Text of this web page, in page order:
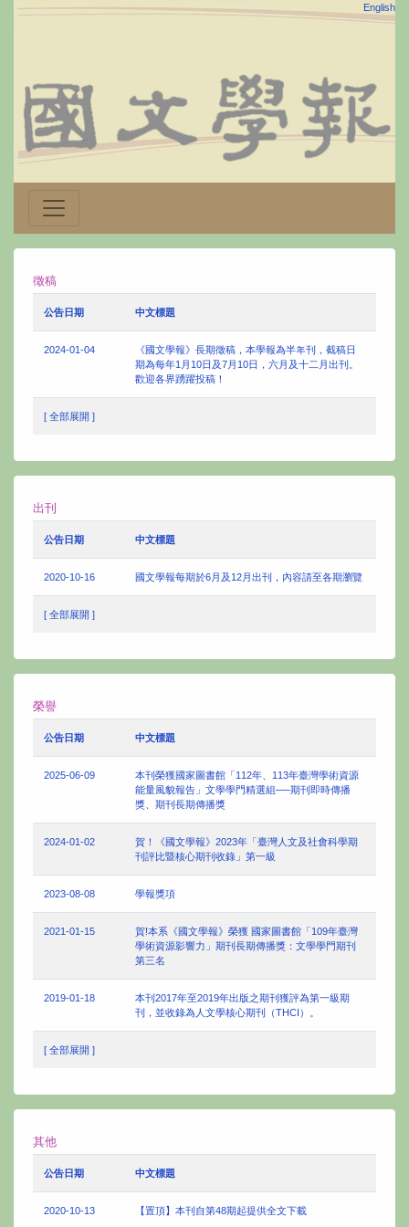
English
徵稿
公告日期 中文標題
2024-01-04
《國文學報》長期徵稿，本學報為半年刊，截稿日
期為每年1月10日及7月10日，六月及十二月出刊。
歡迎各界踴躍投稿！
[ 全部展開 ]
出刊
公告日期 中文標題
2020-10-16 國文學報每期於6月及12月出刊，內容請至各期瀏覽
[ 全部展開 ]
榮譽
公告日期 中文標題
2025-06-09
本刊榮獲國家圖書館「112年、113年臺灣學術資源
能量風貌報告」文學學門精選組──期刊即時傳播
獎、期刊長期傳播獎
2024-01-02
賀！《國文學報》2023年「臺灣人文及社會科學期
刊評比暨核心期刊收錄」第一級
2023-08-08 學報獎項
2021-01-15
賀!本系《國文學報》榮獲 國家圖書館「109年臺灣
學術資源影響力」期刊長期傳播獎：文學學門期刊
第三名
2019-01-18
本刊2017年至2019年出版之期刊獲評為第一級期
刊，並收錄為人文學核心期刊（THCI）。
[ 全部展開 ]
其他
公告日期 中文標題
2020-10-13 【置頂】本刊自第48期起提供全文下載